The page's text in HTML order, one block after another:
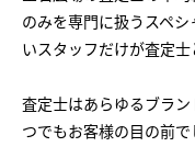
のみを専門に扱うスペ
いスタッフだけが査定士
査定士はあらゆるブラ
つでもお客様の目の前で